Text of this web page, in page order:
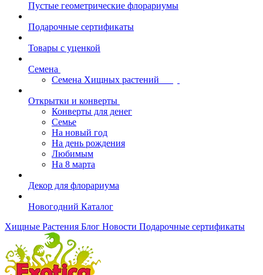
Пустые геометрические флорариумы
Подарочные сертификаты
Товары с уценкой
Семена
Семена Хищных растений
Открытки и конверты
Конверты для денег
Семье
На новый год
На день рождения
Любимым
На 8 марта
Декор для флорариума
Новогодний Каталог
Хищные Растения Блог Новости Подарочные сертификаты